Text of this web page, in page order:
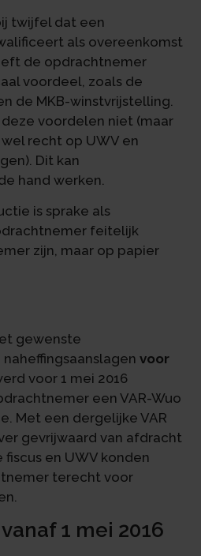
twijfel dat een
als overeenkomst
de opdrachtnemer
voordeel, zoals de
de MKB-winstvrijstelling.
voordelen niet (maar
recht op UWV en
Dit kan
hand werken.
is sprake als
feitelijk
zijn, maar op papier
gewenste
voor
voor 1 mei 2016
een VAR-Wuo
Met een dergelijke VAR
gevrijwaard van afdracht
en UWV konden
terecht voor
1 mei 2016